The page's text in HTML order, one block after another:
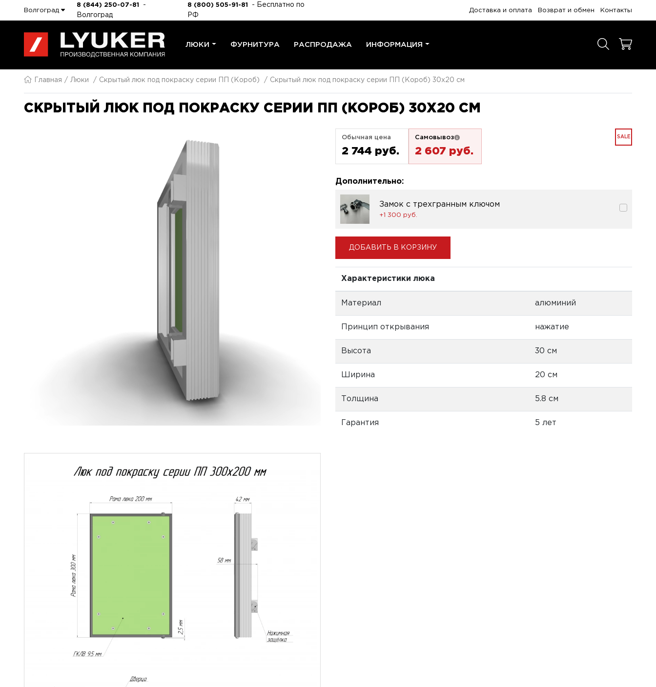
Волгоград
8 (844) 250-07-81
-
Волгоград
8 (800) 505-91-81
- Бесплатно по
РФ
Доставка и оплата Возврат и обмен Контакты
ЛЮКИ ФУРНИТУРА РАСПРОДАЖА ИНФОРМАЦИЯ
Главная Люки Скрытый люк под покраску серии ПП (Короб) Скрытый люк под покраску серии ПП (Короб) 30x20 см
СКРЫТЫЙ ЛЮК ПОД ПОКРАСКУ СЕРИИ ПП (КОРОБ) 30X20 СМ
Обычная цена
2 744 pуб.
Самовывоз
2 607 pуб.
SALE
Дополнительно:
Замок с трехгранным ключом
+1 300 pуб.
ДОБАВИТЬ В КОРЗИНУ
Характеристики люка
Материал алюминий
Принцип открывания нажатие
Высота 30 см
Ширина 20 см
Толщина 5.8 см
Гарантия 5 лет